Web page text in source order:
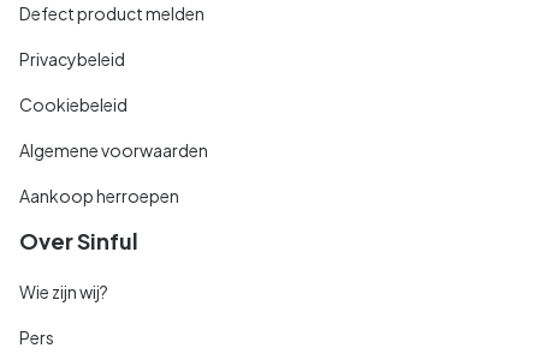
Defect product melden
Privacybeleid
Cookiebeleid
Algemene voorwaarden
Aankoop herroepen
Over Sinful
Wie zijn wij?
Pers